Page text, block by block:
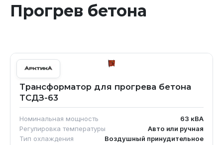
Прогрев бетона
Трансформатор для прогрева бетона
ТСДЗ-63
Номинальная мощность 63 кВА
Регулировка температуры
Авто или ручная
Тип охлаждения
Воздушный принудительное